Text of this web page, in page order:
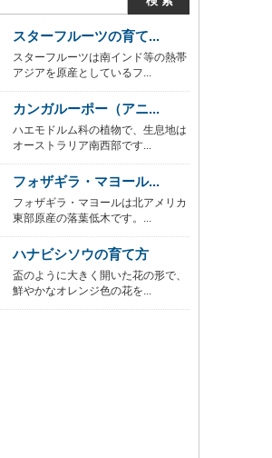
スターフルーツの育て...
スターフルーツは南インド等の熱帯
アジアを原産としているフ...
カンガルーポー（アニ...
ハエモドルム科の植物で、生息地は
オーストラリア南西部です...
フォザギラ・マヨール...
フォザギラ・マヨールは北アメリカ
東部原産の落葉低木です。...
ハナビシソウの育て方
盃のように大きく開いた花の形で、
鮮やかなオレンジ色の花を...